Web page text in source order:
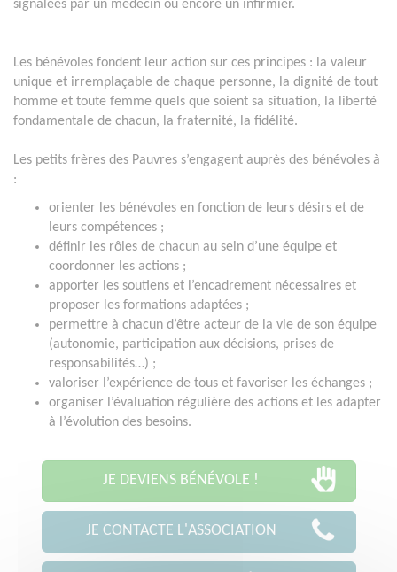
signalées par un médecin ou encore un infirmier.
Les bénévoles fondent leur action sur ces principes : la valeur
unique et irremplaçable de chaque personne, la dignité de tout
homme et toute femme quels que soient sa situation, la liberté
fondamentale de chacun, la fraternité, la fidélité.
Les petits frères des Pauvres s’engagent auprès des bénévoles à
:
orienter les bénévoles en fonction de leurs désirs et de
leurs compétences ;
définir les rôles de chacun au sein d’une équipe et
coordonner les actions ;
apporter les soutiens et l’encadrement nécessaires et
proposer les formations adaptées ;
permettre à chacun d’être acteur de la vie de son équipe
(autonomie, participation aux décisions, prises de
responsabilités…) ;
valoriser l’expérience de tous et favoriser les échanges ;
organiser l’évaluation régulière des actions et les adapter
à l’évolution des besoins.
JE DEVIENS BÉNÉVOLE !
JE CONTACTE L'ASSOCIATION